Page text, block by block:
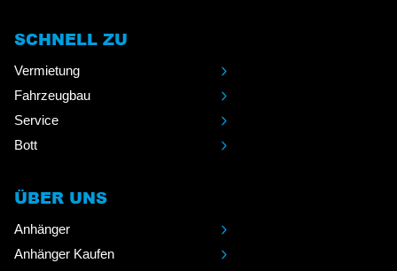
SCHNELL ZU
Vermietung
Fahrzeugbau
Service
Bott
ÜBER UNS
Anhänger
Anhänger Kaufen